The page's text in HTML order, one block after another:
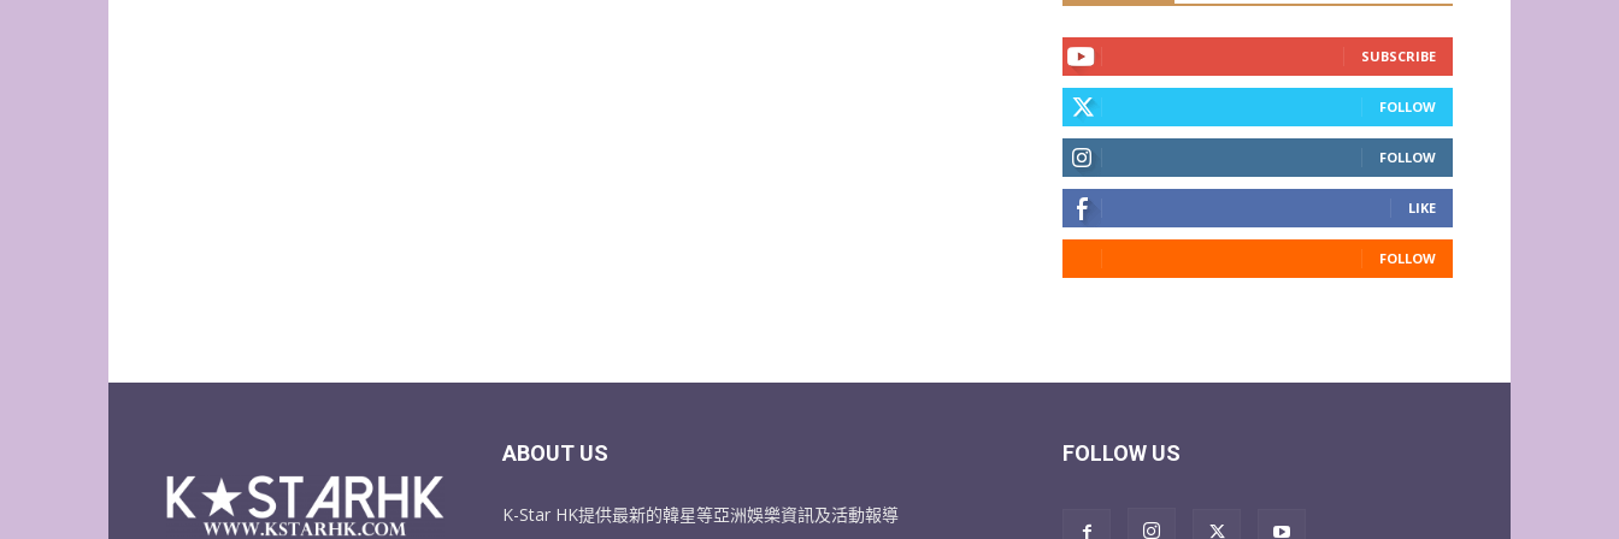
SUBSCRIBE
FOLLOW
FOLLOW
LIKE
FOLLOW
ABOUT US
K-Star HK提供最新的韓星等亞洲娛樂資訊及活動報導
FOLLOW US